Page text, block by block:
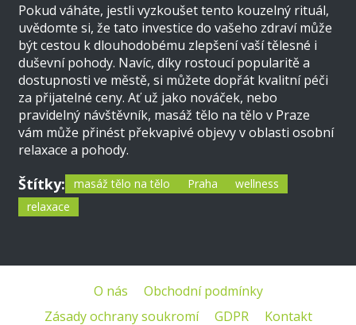
Pokud váháte, jestli vyzkoušet tento kouzelný rituál,
uvědomte si, že tato investice do vašeho zdraví může
být cestou k dlouhodobému zlepšení vaší tělesné i
duševní pohody. Navíc, díky rostoucí popularitě a
dostupnosti ve městě, si můžete dopřát kvalitní péči
za přijatelné ceny. Ať už jako nováček, nebo
pravidelný návštěvník, masáž tělo na tělo v Praze
vám může přinést překvapivé objevy v oblasti osobní
relaxace a pohody.
Štítky: masáž tělo na tělo Praha
wellness
relaxace
O nás
Obchodní podmínky
Zásady ochrany soukromí
GDPR Kontakt